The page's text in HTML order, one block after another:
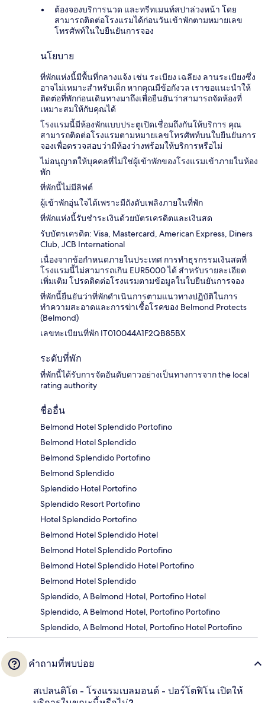
ต้องจองบริการนวด และทรีทเมนท์สปาล่วงหน้า โดย
สามารถติดต่อโรงแรมได้ก่อนวันเข้าพักตามหมายเลข
โทรศัพท์ในใบยืนยันการจอง
นโยบาย
ที่พักแห่งนี้มีพื้นที่กลางแจ้ง เช่น ระเบียง เฉลียง ลานระเบียงซึ่ง
อาจไม่เหมาะสำหรับเด็ก หากคุณมีข้อกังวล เราขอแนะนำให้
ติดต่อที่พักก่อนเดินทางมาถึงเพื่อยืนยันว่าสามารถจัดห้องที่
เหมาะสมให้กับคุณได้
โรงแรมนี้มีห้องพักแบบประตูเปิดเชื่อมถึงกันให้บริการ คุณ
สามารถติดต่อโรงแรมตามหมายเลขโทรศัพท์บนใบยืนยันการ
จองเพื่อตรวจสอบว่ามีห้องว่างพร้อมให้บริการหรือไม่
ไม่อนุญาตให้บุคคลที่ไม่ใช่ผู้เข้าพักของโรงแรมเข้าภายในห้อง
พัก
ที่พักนี้ไม่มีลิฟต์
ผู้เข้าพักอุ่นใจได้เพราะมีถังดับเพลิงภายในที่พัก
ที่พักแห่งนี้รับชำระเงินด้วยบัตรเครดิตและเงินสด
รับบัตรเครดิต: Visa, Mastercard, American Express, Diners
Club, JCB International
เนื่องจากข้อกำหนดภายในประเทศ การทำธุรกรรมเงินสดที่
โรงแรมนี้ไม่สามารถเกิน EUR5000 ได้ สำหรับรายละเอียด
เพิ่มเติม โปรดติดต่อโรงแรมตามข้อมูลในใบยืนยันการจอง
ที่พักนี้ยืนยันว่าที่พักดำเนินการตามแนวทางปฏิบัติในการ
ทำความสะอาดและการฆ่าเชื้อโรคของ Belmond Protects
(Belmond)
เลขทะเบียนที่พัก IT010044A1F2QB85BX
ระดับที่พัก
ที่พักนี้ได้รับการจัดอันดับดาวอย่างเป็นทางการจาก the local
rating authority
ชื่ออื่น
Belmond Hotel Splendido Portofino
Belmond Hotel Splendido
Belmond Splendido Portofino
Belmond Splendido
Splendido Hotel Portofino
Splendido Resort Portofino
Hotel Splendido Portofino
Belmond Hotel Splendido Hotel
Belmond Hotel Splendido Portofino
Belmond Hotel Splendido Hotel Portofino
Belmond Hotel Splendido
Splendido, A Belmond Hotel, Portofino Hotel
Splendido, A Belmond Hotel, Portofino Portofino
Splendido, A Belmond Hotel, Portofino Hotel Portofino
คำถามที่พบบ่อย
สเปลนดิโด - โรงแรมเบลมอนด์ - ปอร์โตฟิโน เปิดให้